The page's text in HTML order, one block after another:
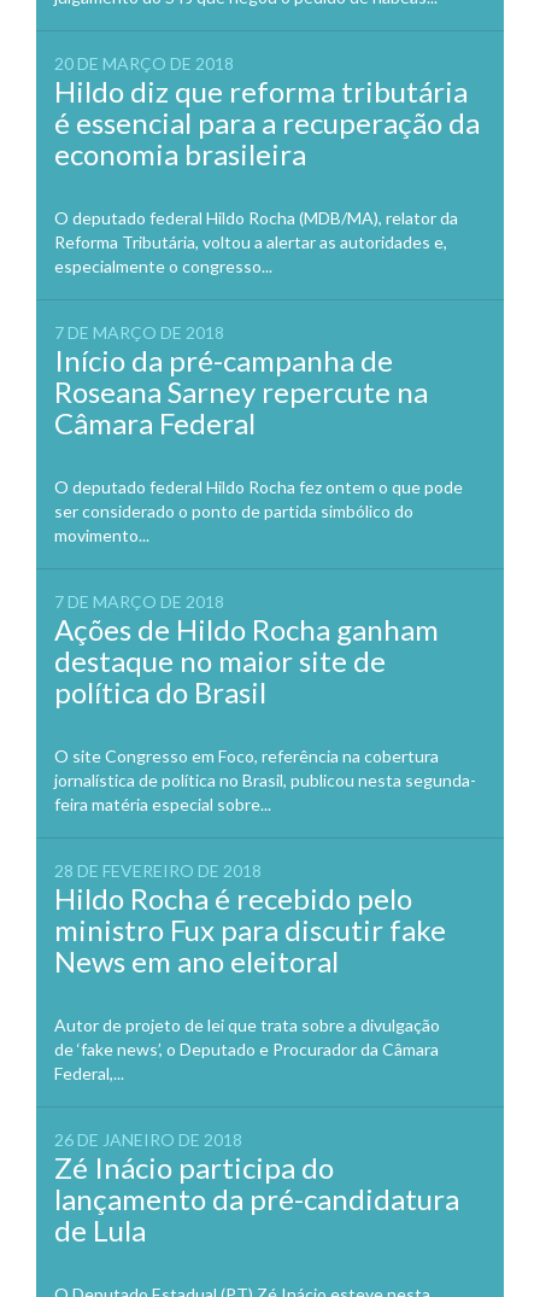
20 DE MARÇO DE 2018
Hildo diz que reforma tributária
é essencial para a recuperação da
economia brasileira
O deputado federal Hildo Rocha (MDB/MA), relator da
Reforma Tributária, voltou a alertar as autoridades e,
especialmente o congresso...
7 DE MARÇO DE 2018
Início da pré-campanha de
Roseana Sarney repercute na
Câmara Federal
O deputado federal Hildo Rocha fez ontem o que pode
ser considerado o ponto de partida simbólico do
movimento...
7 DE MARÇO DE 2018
Ações de Hildo Rocha ganham
destaque no maior site de
política do Brasil
O site Congresso em Foco, referência na cobertura
jornalística de política no Brasil, publicou nesta segunda-
feira matéria especial sobre...
28 DE FEVEREIRO DE 2018
Hildo Rocha é recebido pelo
ministro Fux para discutir fake
News em ano eleitoral
Autor de projeto de lei que trata sobre a divulgação
de ‘fake news’, o Deputado e Procurador da Câmara
Federal,...
26 DE JANEIRO DE 2018
Zé Inácio participa do
lançamento da pré-candidatura
de Lula